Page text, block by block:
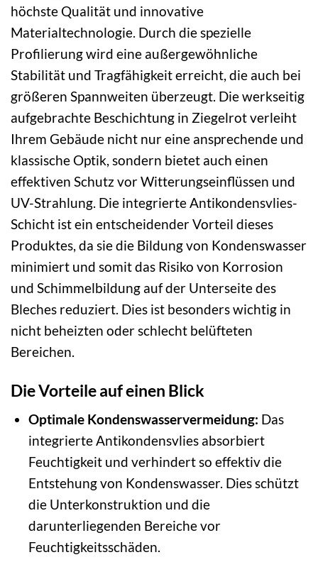
höchste Qualität und innovative
Materialtechnologie. Durch die spezielle
Profilierung wird eine außergewöhnliche
Stabilität und Tragfähigkeit erreicht, die auch bei
größeren Spannweiten überzeugt. Die werkseitig
aufgebrachte Beschichtung in Ziegelrot verleiht
Ihrem Gebäude nicht nur eine ansprechende und
klassische Optik, sondern bietet auch einen
effektiven Schutz vor Witterungseinflüssen und
UV-Strahlung. Die integrierte Antikondensvlies-
Schicht ist ein entscheidender Vorteil dieses
Produktes, da sie die Bildung von Kondenswasser
minimiert und somit das Risiko von Korrosion
und Schimmelbildung auf der Unterseite des
Bleches reduziert. Dies ist besonders wichtig in
nicht beheizten oder schlecht belüfteten
Bereichen.
Die Vorteile auf einen Blick
Optimale Kondenswasservermeidung: Das
integrierte Antikondensvlies absorbiert
Feuchtigkeit und verhindert so effektiv die
Entstehung von Kondenswasser. Dies schützt
die Unterkonstruktion und die
darunterliegenden Bereiche vor
Feuchtigkeitsschäden.